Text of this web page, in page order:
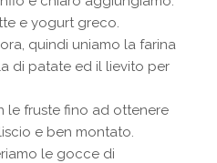
e yogurt greco.
quindi uniamo la farina
di patate ed il lievito per
le fruste fino ad ottenere
e ben montato.
le gocce di